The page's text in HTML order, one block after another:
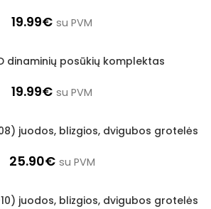
19.99€ su PVM
dinaminių posūkių komplektas
19.99€ su PVM
08) juodos, blizgios, dvigubos grotelės
25.90€ su PVM
10) juodos, blizgios, dvigubos grotelės